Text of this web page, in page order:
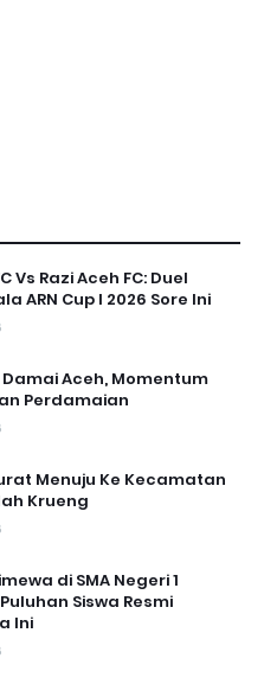
Vs Razi Aceh FC: Duel
ARN Cup I 2026 Sore Ini
Damai Aceh, Momentum
Perdamaian
Menuju Ke Kecamatan
Krueng
di SMA Negeri 1
Siswa Resmi
Ini